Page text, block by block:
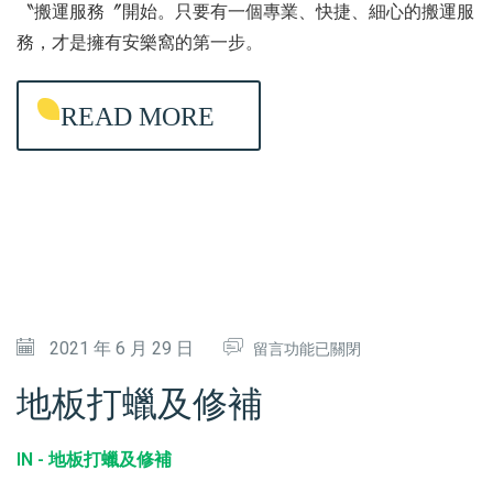
〝搬運服務〞開始。只要有一個專業、快捷、細心的搬運服
務，才是擁有安樂窩的第一步。
READ MORE
2021 年 6 月 29 日
在
地
留言功能已關閉
地板打蠟及修補
IN - 地板打蠟及修補